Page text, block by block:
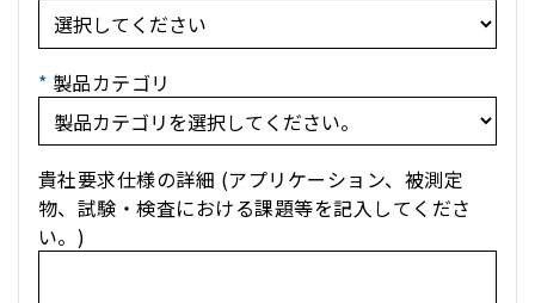
* 製品カテゴリ
貴社要求仕様の詳細 (アプリケーション、被測定
物、試験・検査における課題等を記入してくださ
い。)